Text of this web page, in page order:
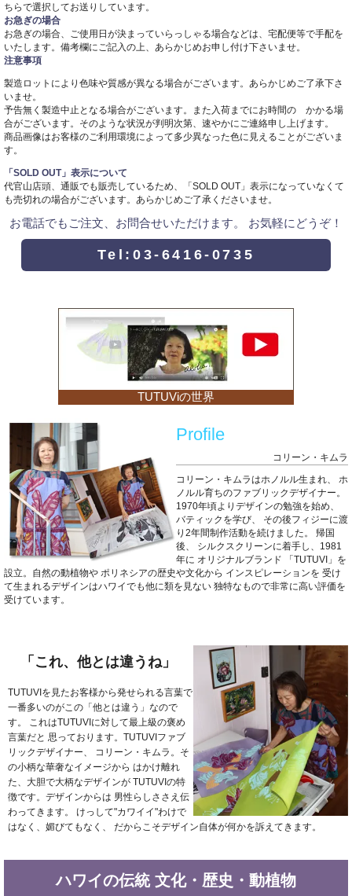
ちらで選択してお送りしています。
お急ぎの場合
お急ぎの場合、ご使用日が決まっていらっしゃる場合などは、宅配便等で手配を
いたします。備考欄にご記入の上、あらかじめお申し付け下さいませ。
注意事項
製造ロットにより色味や質感が異なる場合がございます。あらかじめご了承下さ
いませ。
予告無く製造中止となる場合がございます。また入荷までにお時間の かかる場
合がございます。そのような状況が判明次第、速やかにご連絡申し上げます。
商品画像はお客様のご利用環境によって多少異なった色に見えることがございま
す。
「SOLD OUT」表示について
代官山店頭、通販でも販売しているため、「SOLD OUT」表示になっていなくて
も売切れの場合がございます。あらかじめご了承くださいませ。
お電話でもご注文、お問合せいただけます。 お気軽にどうぞ！
Tel:03-6416-0735
TUTUViの世界
Profile
コリーン・キムラ
コリーン・キムラはホノルル生まれ、
ホ
ノルル育ちのファブリックデザイナー。
1970年頃よりデザインの勉強を始め、
バティックを学び、
その後フィジーに渡
り2年間制作活動を続けました。
帰国
後、
シルクスクリーンに着手し、1981
年に オリジナルブランド 「TUTUVI」を
設立。自然の動植物や ポリネシアの歴史や文化から インスピレーションを 受け
て生まれるデザインはハワイでも他に類を見ない 独特なもので非常に高い評価を
受けています。
「これ、他とは違うね」
TUTUVIを見たお客様から発せられる言葉で
一番多いのがこの「他とは違う」なので
す。
これはTUTUVIに対して最上級の褒め
言葉だと 思っております。TUTUVIファブ
リックデザイナー、
コリーン・キムラ。そ
の小柄な華奢なイメージから はかけ離れ
た、大胆で大柄なデザインが TUTUVIの特
徴です。デザインからは 男性らしささえ伝
わってきます。
けっして"カワイイ"わけで
はなく、媚びてもなく、
だからこそデザイン自体が何かを訴えてきます。
ハワイの伝統文化・歴史・動植物